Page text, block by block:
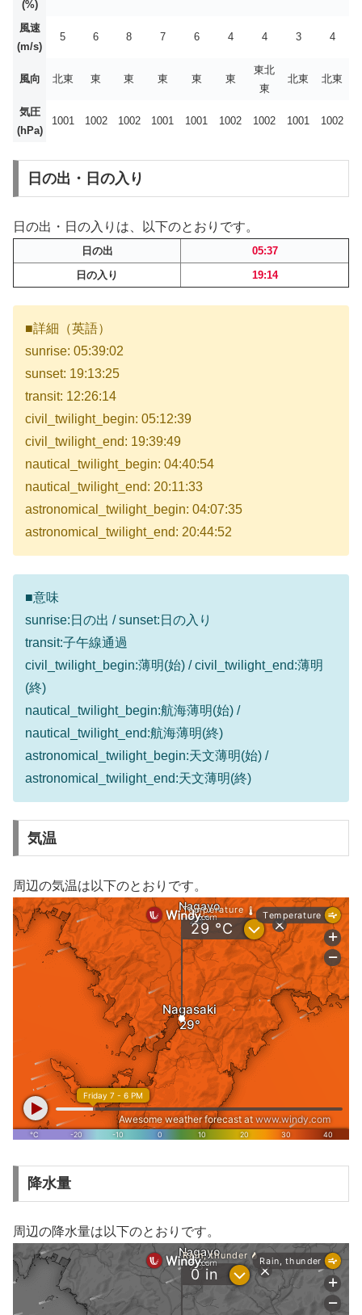
(%)
風速
(m/s)
5 6 8 7 6 4 4 3 4
風向 北東 東 東 東 東 東
東北
東
北東 北東
気圧
(hPa)
1001 1002 1002 1001 1001 1002 1002 1001 1002
日の出・日の入り
日の出・日の入りは、以下のとおりです。
日の出
05:37
日の入り
19:14
■詳細（英語）
sunrise: 05:39:02
sunset: 19:13:25
transit: 12:26:14
civil_twilight_begin: 05:12:39
civil_twilight_end: 19:39:49
nautical_twilight_begin: 04:40:54
nautical_twilight_end: 20:11:33
astronomical_twilight_begin: 04:07:35
astronomical_twilight_end: 20:44:52
■意味
sunrise:日の出 / sunset:日の入り
transit:子午線通過
civil_twilight_begin:薄明(始) / civil_twilight_end:薄明
(終)
nautical_twilight_begin:航海薄明(始) /
nautical_twilight_end:航海薄明(終)
astronomical_twilight_begin:天文薄明(始) /
astronomical_twilight_end:天文薄明(終)
気温
周辺の気温は以下のとおりです。
降水量
周辺の降水量は以下のとおりです。